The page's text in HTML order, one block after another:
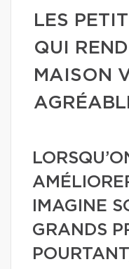
LES
QUI
MAISON
IMAGINE
GRANDS